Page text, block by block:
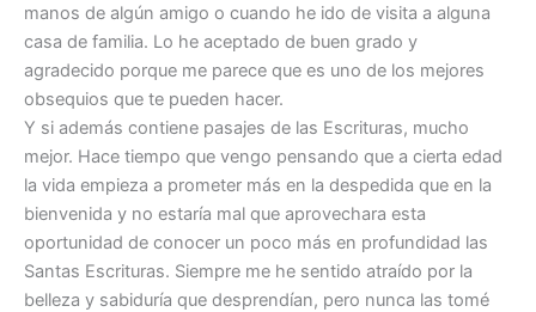
manos de algún amigo o cuando he ido de visita a alguna
casa de familia. Lo he aceptado de buen grado y
agradecido porque me parece que es uno de los mejores
obsequios que te pueden hacer.
Y si además contiene pasajes de las Escrituras, mucho
mejor. Hace tiempo que vengo pensando que a cierta edad
la vida empieza a prometer más en la despedida que en la
bienvenida y no estaría mal que aprovechara esta
oportunidad de conocer un poco más en profundidad las
Santas Escrituras. Siempre me he sentido atraído por la
belleza y sabiduría que desprendían, pero nunca las tomé